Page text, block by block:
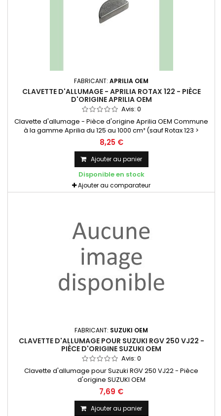
FABRICANT: APRILIA OEM
CLAVETTE D'ALLUMAGE - APRILIA ROTAX 122 - PIÈCE
D'ORIGINE APRILIA OEM
Avis: 0
Clavette d'allumage - Pièce d'origine Aprilia OEM Commune
à la gamme Aprilia du 125 au 1000 cm³ (sauf Rotax 123 >
AP0246055)
8,25 €
Ajouter au panier
Disponible en stock
Ajouter au comparateur
FABRICANT: SUZUKI OEM
CLAVETTE D'ALLUMAGE POUR SUZUKI RGV 250 VJ22 -
PIÈCE D'ORIGINE SUZUKI OEM
Avis: 0
Clavette d'allumage pour Suzuki RGV 250 VJ22 - Pièce
d'origine SUZUKI OEM
7,69 €
Ajouter au panier